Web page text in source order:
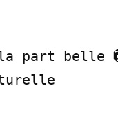
part belle